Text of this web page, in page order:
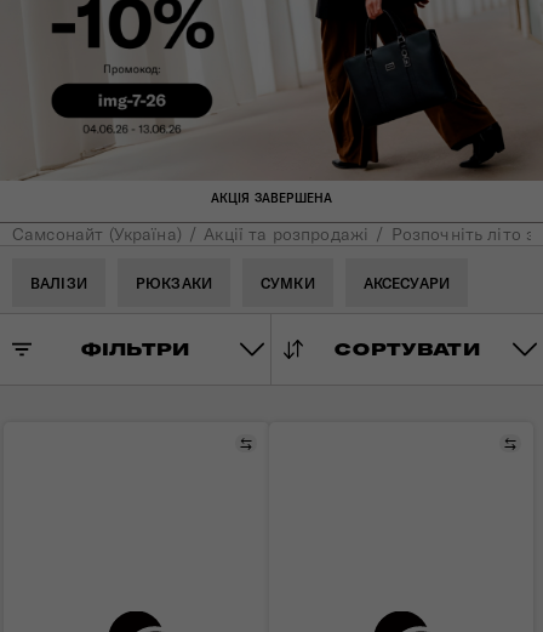
АКЦІЯ ЗАВЕРШЕНА
Самсонайт (Україна) Акції та розпродажі Розпочніть літо з
ВАЛІЗИ РЮКЗАКИ СУМКИ АКСЕСУАРИ
ФІЛЬТРИ СОРТУВАТИ
Порівняти